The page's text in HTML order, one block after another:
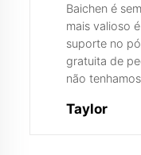
Baichen é
mais valioso
suporte no
gratuita de
não
Taylor